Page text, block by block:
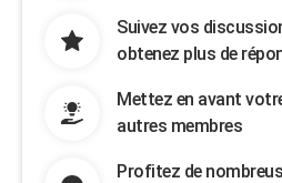
Suivez vos
obtenez plus de
Mettez en avant
autres membres
Profitez de